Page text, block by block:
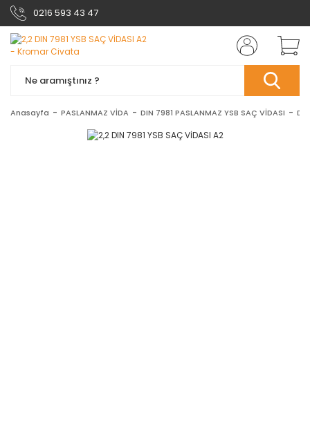
0216 593 43 47
Anasayfa PASLANMAZ VİDA DIN 7981 PASLANMAZ YSB SAÇ VİDASI